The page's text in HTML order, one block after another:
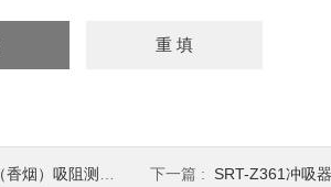
测试仪 质量保证 下一篇 : SRT-Z361冲吸器密